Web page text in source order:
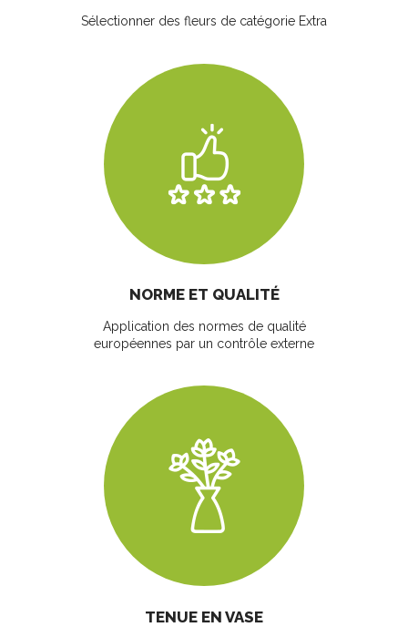
Sélectionner des fleurs de catégorie Extra
NORME ET QUALITÉ
Application des normes de qualité
européennes par un contrôle externe
TENUE EN VASE